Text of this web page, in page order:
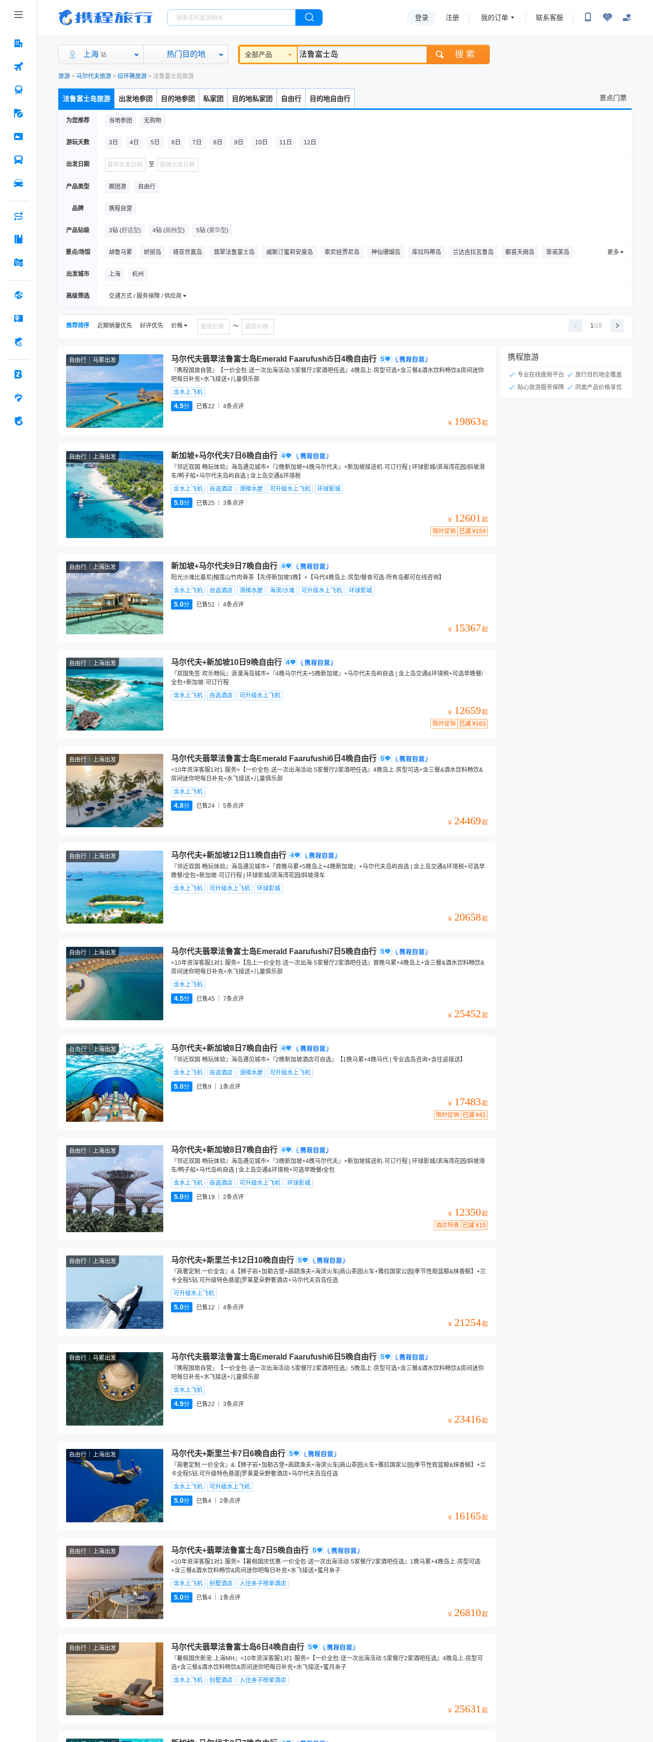
登录 注册 我的订单 联系客服
上海 站 热门目的地 全部产品 搜 索
旅游 > 马尔代夫旅游 > 拉环礁旅游 > 法鲁富士岛旅游
法鲁富士岛旅游 出发地参团 目的地参团 私家团 目的地私家团 自由行 目的地自由行 景点门票
为您推荐 当地参团 无购物
游玩天数 3日 4日 5日 6日 7日 8日 9日 10日 11日 12日
出发日期 至
产品类型 跟团游 自由行
品牌 携程自营
产品钻级 3钻 (舒适型) 4钻 (高档型) 5钻 (豪华型)
景点/场馆 更多
胡鲁马累 娇丽岛 禧亚世嘉岛 翡翠法鲁富士岛 威斯汀蜜莉安度岛 索尼娃贾尼岛 神仙珊瑚岛 库拉玛蒂岛 兰达吉拉瓦鲁岛 都喜天阙岛 菲诺芙岛
康迪马岛
出发城市 上海 杭州
高级筛选 交通方式 / 服务保障 / 供应商
推荐排序 近期销量优先 好评优先 价格 ～ 1/18
自由行 马累出发 马尔代夫翡翠法鲁富士岛Emerald Faarufushi5日4晚自由行
『携程国旅自营』【一价全包·送一次出海活动·5家餐厅2家酒吧任选』4晚岛上·房型可选+含三餐&酒水饮料畅饮&房间迷你
吧每日补充+水飞接送+儿童俱乐部
含水上飞机
4.9分 已售22 4条点评
￥ 19863 起
自由行 上海出发 新加坡+马尔代夫7日6晚自由行
『邻近双国·畅玩体验』海岛遇见城市+『2晚新加坡+4晚马尔代夫』+新加坡接送机·可订行程 | 环球影城/滨海湾花园/斜坡滑
车/鸭子船+马尔代夫岛屿自选 | 含上岛交通&环境税
含水上飞机
自选酒店 滑梯水屋 可升级水上飞机 环球影城
5.0分 已售25 3条点评
￥ 12601 起
限时促销
已减 ¥154
自由行 上海出发 新加坡+马尔代夫9日7晚自由行
阳光沙滩比基尼|榴莲山竹肉骨茶【先停新加坡3晚】+【马代4晚岛上·房型/餐食可选·所有岛都可在线咨询】
含水上飞机
自选酒店 滑梯水屋 海滨/沙滩 可升级水上飞机 环球影城
5.0分 已售51 4条点评
￥ 15367起
自由行 上海出发 马尔代夫+新加坡10日9晚自由行
『双国免签·欢乐畅玩』浪漫海岛城市+『4晚马尔代夫+5晚新加坡』+马尔代夫岛屿自选 | 含上岛交通&环境税+可选早晚餐/
全包+新加坡·可订行程
含水上飞机
自选酒店 可升级水上飞机
￥ 12659 起
限时促销
已减 ¥163
自由行 上海出发 马尔代夫翡翠法鲁富士岛Emerald Faarufushi6日4晚自由行
<10年资深客服1对1·服务>【一价全包·送一次出海活动·5家餐厅2家酒吧任选』4晚岛上·房型可选+含三餐&酒水饮料畅饮&
房间迷你吧每日补充+水飞接送+儿童俱乐部
含水上飞机
4.8分 已售24 5条点评
￥ 24469 起
自由行 上海出发 马尔代夫+新加坡12日11晚自由行
『邻近双国·畅玩体验』海岛遇见城市+『首晚马累+5晚岛上+4晚新加坡』+马尔代夫岛屿自选 | 含上岛交通&环境税+可选早
晚餐/全包+新加坡·可订行程 | 环球影城/滨海湾花园/斜坡滑车
含水上飞机
可升级水上飞机 环球影城
￥ 20658起
自由行 上海出发 马尔代夫翡翠法鲁富士岛Emerald Faarufushi7日5晚自由行
<10年资深客服1对1·服务>【岛上一价全包·送一次出海·5家餐厅2家酒吧任选』首晚马累+4晚岛上+含三餐&酒水饮料畅饮&
房间迷你吧每日补充+水飞接送+儿童俱乐部
含水上飞机
4.5分 已售45 7条点评
￥ 25452 起
自由行 上海出发 马尔代夫+新加坡8日7晚自由行
『邻近双国·畅玩体验』海岛遇见城市+『2晚新加坡酒店可自选』【1晚马累+4晚马代 | 专业选岛咨询+含往返接送】
含水上飞机
自选酒店 滑梯水屋 可升级水上飞机
5.0分 已售9 1条点评
￥ 17483 起
限时促销
已减 ¥41
自由行 上海出发 马尔代夫+新加坡8日7晚自由行
『邻近双国·畅玩体验』海岛遇见城市+『3晚新加坡+4晚马尔代夫』+新加坡接送机·可订行程 | 环球影城/滨海湾花园/斜坡滑
车/鸭子船+马代岛屿自选 | 含上岛交通&环境税+可选早晚餐/全包
含水上飞机
自选酒店 可升级水上飞机 环球影城
5.0分 已售19 2条点评
￥ 12350起
酒店特惠
已减 ¥15
自由行 上海出发 马尔代夫+斯里兰卡12日10晚自由行
『高奢定制.一价全含』&【狮子岩+加勒古堡+高跷渔夫+海滨火车|高山茶园火车+雅拉国家公园|季节性观蓝鲸&抹香鲸】+兰
卡全程5钻.可升级特色悬崖|罗莱夏朵野奢酒店+马尔代夫百岛任选
可升级水上飞机
5.0分 已售12 4条点评
￥ 21254起
自由行 马累出发 马尔代夫翡翠法鲁富士岛Emerald Faarufushi6日5晚自由行
『携程国旅自营』【一价全包·送一次出海活动·5家餐厅2家酒吧任选』5晚岛上·房型可选+含三餐&酒水饮料畅饮&房间迷你
吧每日补充+水飞接送+儿童俱乐部
含水上飞机
4.9分 已售22 3条点评
￥ 23416起
自由行 上海出发 马尔代夫+斯里兰卡7日6晚自由行
『高奢定制.一价全含』&【狮子岩+加勒古堡+高跷渔夫+海滨火车|高山茶园火车+雅拉国家公园|季节性观蓝鲸&抹香鲸】+兰
卡全程5钻.可升级特色悬崖|罗莱夏朵野奢酒店+马尔代夫百岛任选
含水上飞机
可升级水上飞机
5.0分 已售4 2条点评
￥ 16165起
自由行 上海出发 马尔代夫+翡翠法鲁富士岛7日5晚自由行
<10年资深客服1对1·服务>【暑假国庆优惠·一价全包·送一次出海活动·5家餐厅2家酒吧任选』1晚马累+4晚岛上·房型可选
+含三餐&酒水饮料畅饮&房间迷你吧每日补充+水飞接送+蜜月亲子
含水上飞机
别墅酒店 入住亲子榜单酒店
5.0分 已售4 1条点评
￥ 26810起
自由行 上海出发 马尔代夫翡翠法鲁富士岛6日4晚自由行
『暑假国庆新宠·上海MH』<10年资深客服1对1·服务>【一价全包·送一次出海活动·5家餐厅2家酒吧任选』4晚岛上·房型可
选+含三餐&酒水饮料畅饮&房间迷你吧每日补充+水飞接送+蜜月亲子
含水上飞机
别墅酒店 入住亲子榜单酒店
￥ 25631 起
携程旅游
专业在线度假平台
旅行目的地全覆盖
贴心旅游服务保障
同类产品价格享优